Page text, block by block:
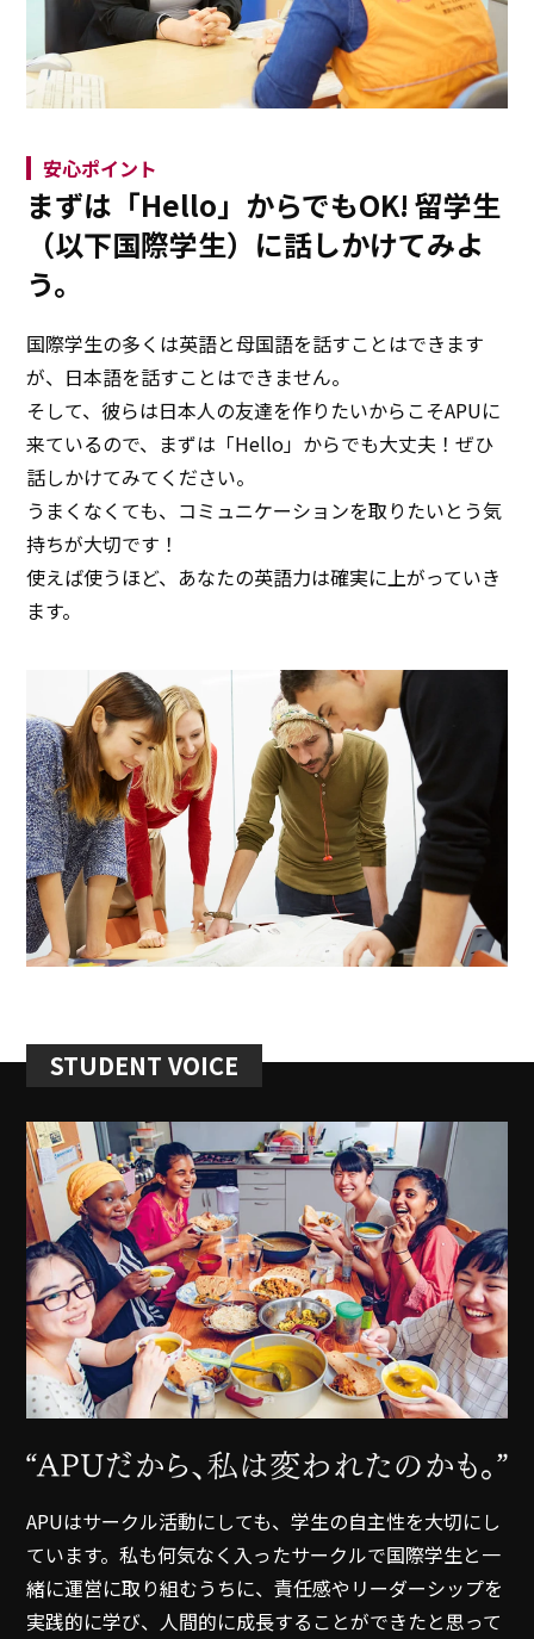
安心ポイント
まずは「Hello」からでもOK! 留学生
（以下国際学生）に話しかけてみよ
う。
国際学生の多くは英語と母国語を話すことはできます
が、日本語を話すことはできません。
そして、彼らは日本人の友達を作りたいからこそAPUに
来ているので、まずは「Hello」からでも大丈夫！ぜひ
話しかけてみてください。
うまくなくても、コミュニケーションを取りたいとう気
持ちが大切です！
使えば使うほど、あなたの英語力は確実に上がっていき
ます。
STUDENT VOICE
APUはサークル活動にしても、学生の自主性を大切にし
ています。私も何気なく入ったサークルで国際学生と一
緒に運営に取り組むうちに、責任感やリーダーシップを
実践的に学び、人間的に成長することができたと思って